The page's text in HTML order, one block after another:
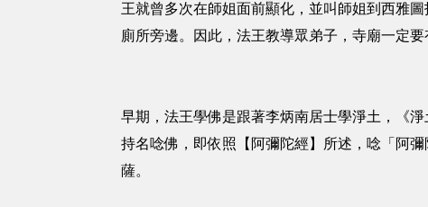
王就曾多次在師姐面前顯化，並叫師姐到西雅
廁所旁邊。因此，法王教導眾弟子，寺廟一定
早期，法王學佛是跟著李炳南居士學淨土，《
持名唸佛，即依照【阿彌陀經】所述，唸「阿
薩。